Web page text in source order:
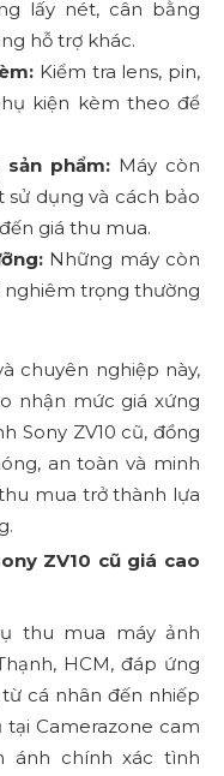
lấy nét, cân bằng
hỗ trợ khác.
Kiểm tra lens, pin,
kiện kèm theo để
phẩm:Máy còn
sử dụng và cách bảo
giá thu mua.
Những máy còn
nghiêm trọng thường
chuyên nghiệp này,
nhận mức giá xứng
Sony ZV10 cũ, đồng
an toàn và minh
mua trở thành lựa
ZV10 cũ giá cao
thu mua máy ảnh
HCM, đáp ứng
cá nhân đến nhiếp
Camerazone cam
ánh chính xác tình